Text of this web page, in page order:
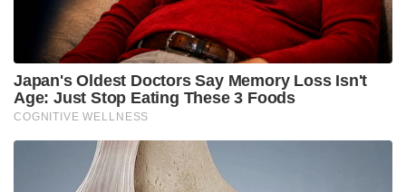
Japan's Oldest Doctors Say Me​mory Lo​ss Isn't
Age: Just Stop Eating These 3 Foods
COGNITIVE WELLNESS